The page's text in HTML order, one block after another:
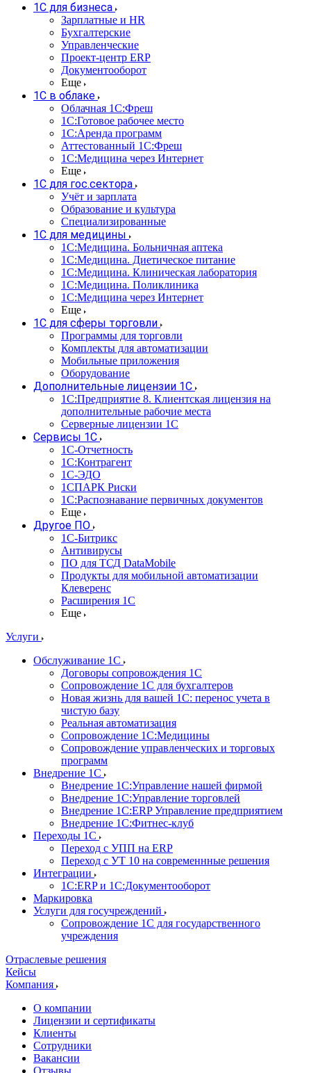
1С для бизнеса
Зарплатные и HR
Бухгалтерские
Управленческие
Проект-центр ERP
Документооборот
Еще
1C в облаке
Облачная 1С:Фреш
1С:Готовое рабочее место
1C:Аренда программ
Аттестованный 1С:Фреш
1С:Медицина через Интернет
Еще
1С для гос.сектора
Учёт и зарплата
Образование и культура
Специализированные
1С для медицины
1С:Медицина. Больничная аптека
1С:Медицина. Диетическое питание
1С:Медицина. Клиническая лаборатория
1С:Медицина. Поликлиника
1С:Медицина через Интернет
Еще
1С для сферы торговли
Программы для торговли
Комплекты для автоматизации
Мобильные приложения
Оборудование
Дополнительные лицензии 1С
1С:Предприятие 8. Клиентская лицензия на
дополнительные рабочие места
Серверные лицензии 1С
Сервисы 1С
1С-Отчетность
1С:Контрагент
1С-ЭДО
1СПАРК Риски
1С:Распознавание первичных документов
Еще
Другое ПО
1С-Битрикс
Антивирусы
ПО для ТСД DataMobile
Продукты для мобильной автоматизации
Клеверенс
Расширения 1С
Еще
Услуги
Обслуживание 1С
Договоры сопровождения 1С
Сопровождение 1С для бухгалтеров
Новая жизнь для вашей 1С: перенос учета в
чистую базу
Реальная автоматизация
Сопровождение 1С:Медицины
Сопровождение управленческих и торговых
программ
Внедрение 1С
Внедрение 1С:Управление нашей фирмой
Внедрение 1С:Управление торговлей
Внедрение 1С:ERP Управление предприятием
Внедрение 1С:Фитнес-клуб
Переходы 1С
Переход с УПП на ERP
Переход с УТ 10 на современнные решения
Интеграции
1С:ERP и 1С:Документооборот
Маркировка
Услуги для госучреждений
Сопровождение 1С для государственного
учреждения
Отраслевые решения
Кейсы
Компания
О компании
Лицензии и сертификаты
Клиенты
Сотрудники
Вакансии
Отзывы